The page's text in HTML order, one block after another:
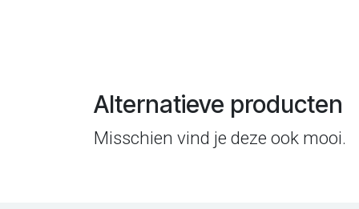
Alternatieve producten
Misschien vind je deze ook mooi.